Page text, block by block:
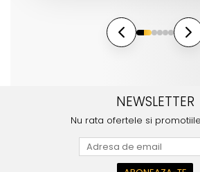
NEWSLETTER
Nu rata ofertele si